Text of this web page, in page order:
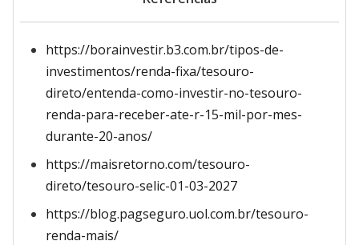
https://borainvestir.b3.com.br/tipos-de-
investimentos/renda-fixa/tesouro-
direto/entenda-como-investir-no-tesouro-
renda-para-receber-ate-r-15-mil-por-mes-
durante-20-anos/
https://maisretorno.com/tesouro-
direto/tesouro-selic-01-03-2027
https://blog.pagseguro.uol.com.br/tesouro-
renda-mais/